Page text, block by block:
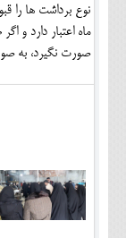
نوع برداشت ها را
صورت نگیرد، به